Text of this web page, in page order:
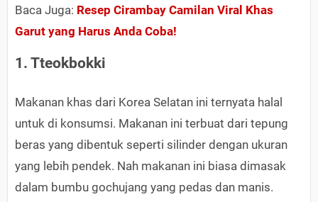
Baca Juga: Resep Cirambay Camilan Viral Khas
Garut yang Harus Anda Coba!
1. Tteokbokki
Makanan khas dari Korea Selatan ini ternyata halal
untuk di konsumsi. Makanan ini terbuat dari tepung
beras yang dibentuk seperti silinder dengan ukuran
yang lebih pendek. Nah makanan ini biasa dimasak
dalam bumbu gochujang yang pedas dan manis.